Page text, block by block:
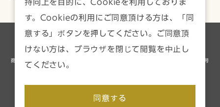
各種方針・注意事項一覧 サイトマップ
商号等／いちよし証券株式会社 金融商品取引業者 関東財務局長（金商）第24号
持向上を目的に、Cookieを利用しておりま
す。Cookieの利用にご同意頂ける方は、「同
意する」ボタンを押してください。ご同意頂
けない方は、ブラウザを閉じて閲覧を中止し
てください。
同意する